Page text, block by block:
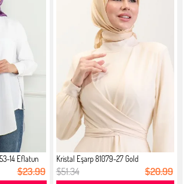
14 Eflatun
$23.99
Kristal Eşarp 81079-27 Gold
$51.34 $20.99